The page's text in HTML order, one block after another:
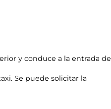
y conduce a la entrada de
Se puede solicitar la